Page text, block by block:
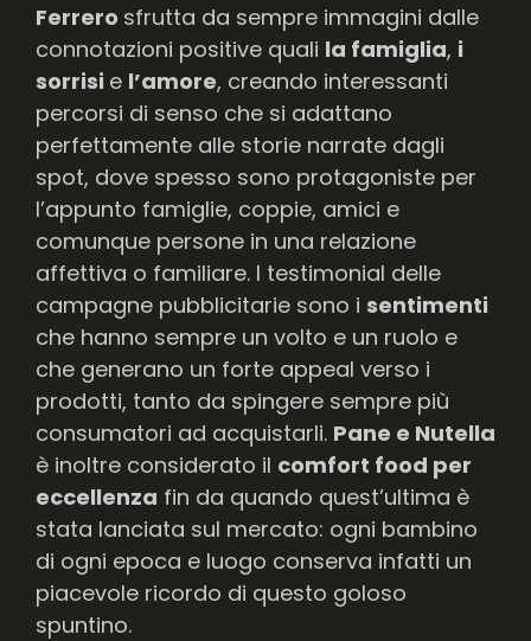
Ferrero sfrutta da sempre immagini dalle
connotazioni positive quali la famiglia, i
sorrisi e l’amore, creando interessanti
percorsi di senso che si adattano
perfettamente alle storie narrate dagli
spot, dove spesso sono protagoniste per
l’appunto famiglie, coppie, amici e
comunque persone in una relazione
affettiva o familiare. I testimonial delle
campagne pubblicitarie sono i sentimenti
che hanno sempre un volto e un ruolo e
che generano un forte appeal verso i
prodotti, tanto da spingere sempre più
consumatori ad acquistarli. Pane e Nutella
è inoltre considerato il comfort food per
eccellenza fin da quando quest’ultima è
stata lanciata sul mercato: ogni bambino
di ogni epoca e luogo conserva infatti un
piacevole ricordo di questo goloso
spuntino.